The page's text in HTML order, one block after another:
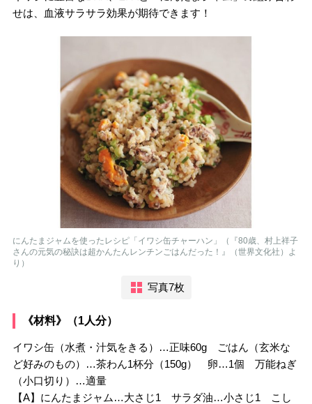
せは、血液サラサラ効果が期待できます！
にんたまジャムを使ったレシピ「イワシ缶チャーハン」（『80歳、村上祥子
さんの元気の秘訣は超かんたんレンチンごはんだった！』（世界文化社）よ
り）
写真7枚
《材料》（1人分）
イワシ缶（水煮・汁気をきる）…正味60g ごはん（玄米な
ど好みのもの）…茶わん1杯分（150g） 卵…1個 万能ねぎ
（小口切り）…適量
【A】にんたまジャム…大さじ1 サラダ油…小さじ1 こし